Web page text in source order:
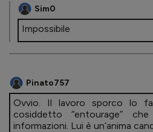
Sim0
Impossibile
Pinato757
Ovvio. Il lavoro sporco lo
cosiddetto “entourage”
informazioni. Lui è un’anima